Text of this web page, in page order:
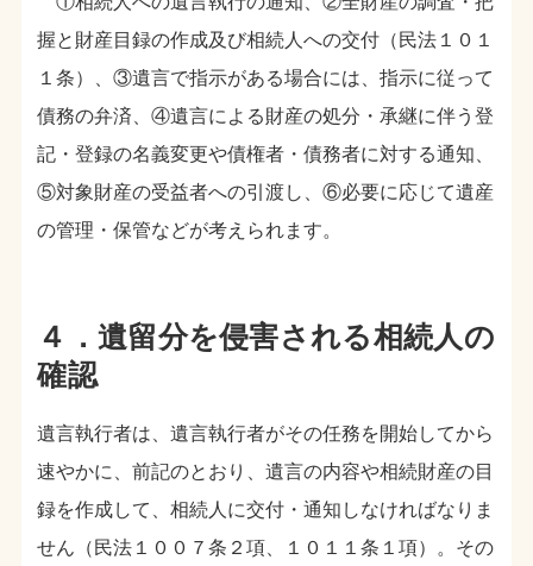
握と財産目録の作成及び相続人への交付（民法１０１
１条）、③遺言で指示がある場合には、指示に従って
債務の弁済、④遺言による財産の処分・承継に伴う登
記・登録の名義変更や債権者・債務者に対する通知、
⑤対象財産の受益者への引渡し、⑥必要に応じて遺産
の管理・保管などが考えられます。
４．遺留分を侵害される相続人の
確認
遺言執行者は、遺言執行者がその任務を開始してから
速やかに、前記のとおり、遺言の内容や相続財産の目
録を作成して、相続人に交付・通知しなければなりま
せん（民法１００７条２項、１０１１条１項）。その